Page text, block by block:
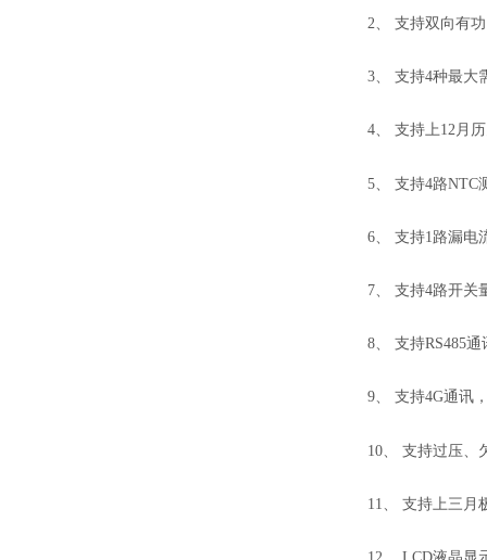
2、 支持双向有
3、 支持4种最大
4、 支持上12月
5、 支持4路
6、 支持1路漏电
7、 支持4路开关
8、 支持RS485
9、 支持4G通讯
10、 支持过压、
11、 支持上三月